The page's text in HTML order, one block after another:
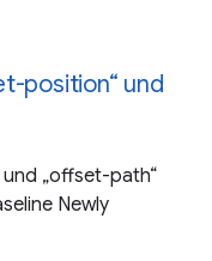
position“ und
„offset-path“
Newly